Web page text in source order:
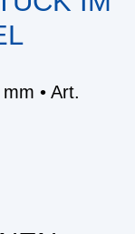
• Art.